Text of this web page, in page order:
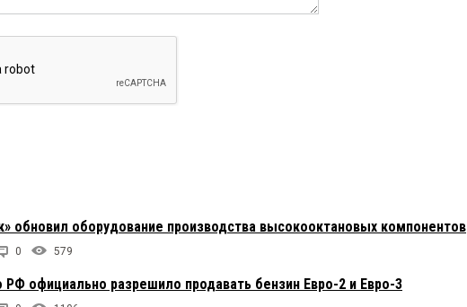
обновил оборудование производства высокооктановых компонентов
0 579
РФ официально разрешило продавать бензин Евро-2 и Евро-3